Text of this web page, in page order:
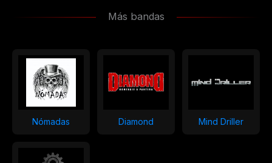
Más bandas
Nómadas Diamond Mind Driller